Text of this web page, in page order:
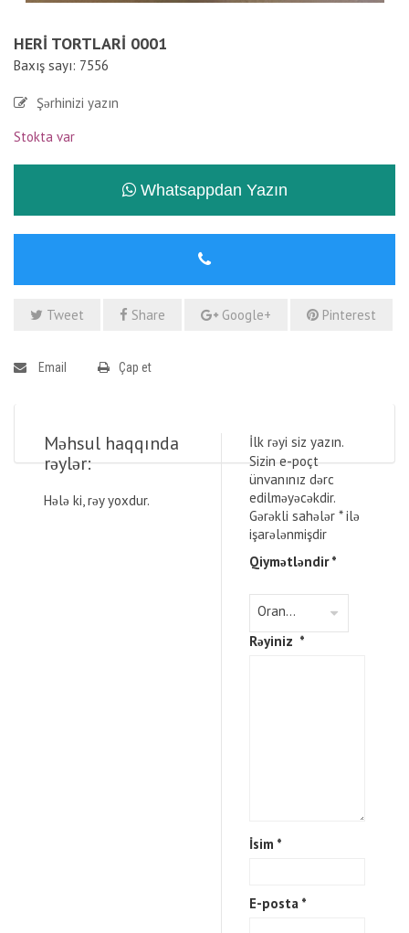
HERI TORTLARI 0001
Baxış sayı: 7556
Şərhinizi yazın
Stokta var
Whatsappdan Yazın
Tweet Share Google+ Pinterest
Email Çap et
Məhsul haqqında
rəylər:
Hələ ki, rəy yoxdur.
İlk rəyi siz yazın.
Sizin e-poçt
ünvanınız dərc
edilməyəcəkdir.
Gərəkli sahələr *ilə
işarələnmişdir
Qiymətləndir*
Rəyiniz *
İsim *
E-posta *